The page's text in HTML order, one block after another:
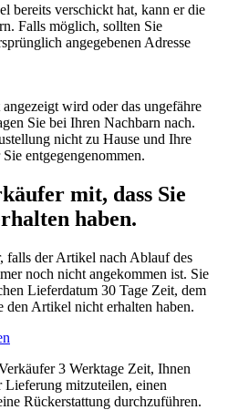
bereits verschickt hat, kann er die
Falls möglich, sollten Sie
angegebenen Adresse
wird oder das ungefähre
Sie bei Ihren Nachbarn nach.
nicht zu Hause und Ihre
entgegengenommen.
mit, dass Sie
haben.
falls der Artikel nach Ablauf des
noch nicht angekommen ist. Sie
Lieferdatum 30 Tage Zeit, dem
den Artikel nicht erhalten haben.
3 Werktage Zeit, Ihnen
mitzuteilen, einen
Rückerstattung durchzuführen.